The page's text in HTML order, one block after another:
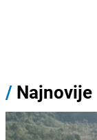
/ Najnovije